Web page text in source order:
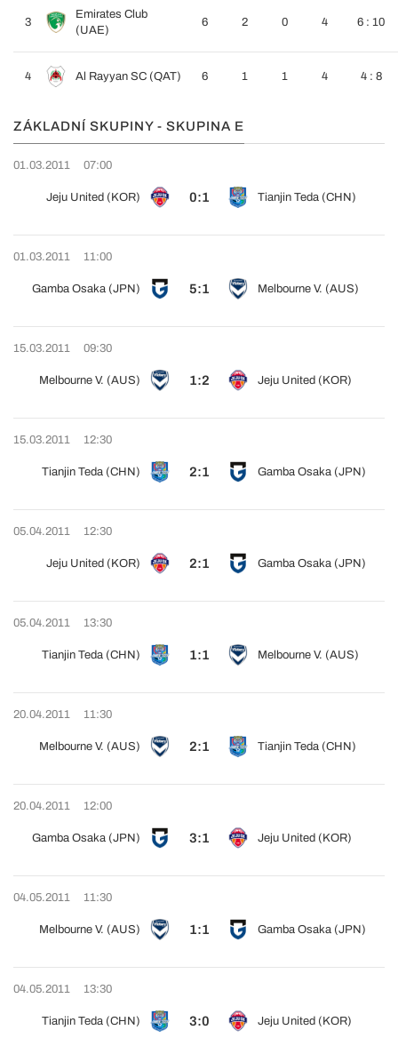
3
Emirates Club
(UAE)
6 2 0 4 6 : 10
4 Al Rayyan SC (QAT) 6 1 1 4 4 : 8
ZÁKLADNÍ SKUPINY - SKUPINA E
01.03.2011 07:00
Jeju United (KOR) 0:1 Tianjin Teda (CHN)
01.03.2011 11:00
Gamba Osaka (JPN) 5:1 Melbourne V. (AUS)
15.03.2011 09:30
Melbourne V. (AUS) 1:2 Jeju United (KOR)
15.03.2011 12:30
Tianjin Teda (CHN) 2:1 Gamba Osaka (JPN)
05.04.2011 12:30
Jeju United (KOR) 2:1 Gamba Osaka (JPN)
05.04.2011 13:30
Tianjin Teda (CHN) 1:1 Melbourne V. (AUS)
20.04.2011 11:30
Melbourne V. (AUS) 2:1 Tianjin Teda (CHN)
20.04.2011 12:00
Gamba Osaka (JPN) 3:1 Jeju United (KOR)
04.05.2011 11:30
Melbourne V. (AUS) 1:1 Gamba Osaka (JPN)
04.05.2011 13:30
Tianjin Teda (CHN) 3:0 Jeju United (KOR)